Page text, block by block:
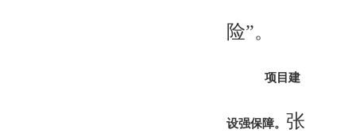
险”。
项目建
设强保障。 张